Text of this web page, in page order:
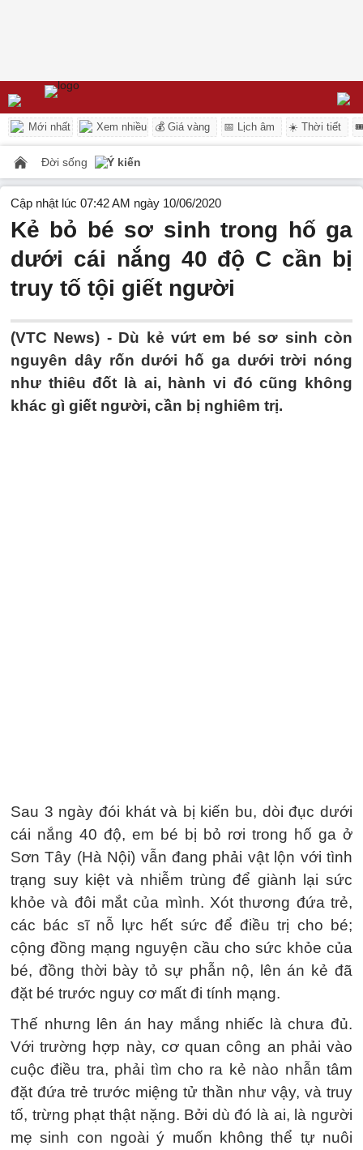
Mới nhất Xem nhiều 💰 Giá vàng 📅 Lịch âm ☀️ Thời tiết
Đời sống Ý kiến
Cập nhật lúc 07:42 AM ngày 10/06/2020
Kẻ bỏ bé sơ sinh trong hố ga
dưới cái nắng 40 độ C cần bị
truy tố tội giết người
(VTC News) - Dù kẻ vứt em bé sơ sinh còn
nguyên dây rốn dưới hố ga dưới trời nóng
như thiêu đốt là ai, hành vi đó cũng không
khác gì giết người, cần bị nghiêm trị.
Sau 3 ngày đói khát và bị kiến bu, dòi đục dưới
cái nắng 40 độ, em bé bị bỏ rơi trong hố ga ở
Sơn Tây (Hà Nội) vẫn đang phải vật lộn với tình
trạng suy kiệt và nhiễm trùng để giành lại sức
khỏe và đôi mắt của mình. Xót thương đứa trẻ,
các bác sĩ nỗ lực hết sức để điều trị cho bé;
cộng đồng mạng nguyện cầu cho sức khỏe của
bé, đồng thời bày tỏ sự phẫn nộ, lên án kẻ đã
đặt bé trước nguy cơ mất đi tính mạng.
Thế nhưng lên án hay mắng nhiếc là chưa đủ.
Với trường hợp này, cơ quan công an phải vào
cuộc điều tra, phải tìm cho ra kẻ nào nhẫn tâm
đặt đứa trẻ trước miệng tử thần như vậy, và truy
tố, trừng phạt thật nặng. Bởi dù đó là ai, là người
mẹ sinh con ngoài ý muốn không thể tự nuôi